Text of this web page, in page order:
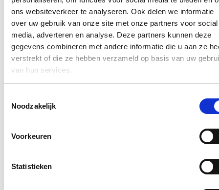
ons websiteverkeer te analyseren. Ook delen we informatie
over uw gebruik van onze site met onze partners voor social
media, adverteren en analyse. Deze partners kunnen deze
gegevens combineren met andere informatie die u aan ze
verstrekt of die ze hebben verzameld op basis van uw
van hun services.
Noodzakelijk
Voorkeuren
Statistieken
globalisatiemechanisme. Ondertussen zijn er al 192 aanvragen in
onderzoek.
Blijf op de hoogte
Ontvang mijn nieuwsbrief.
Postcode
Ja, ik wens de nieuwsbrief van Hilde Crevits te ontvangen op
Klikhierom de privacyvoorwaarden te raadplegen